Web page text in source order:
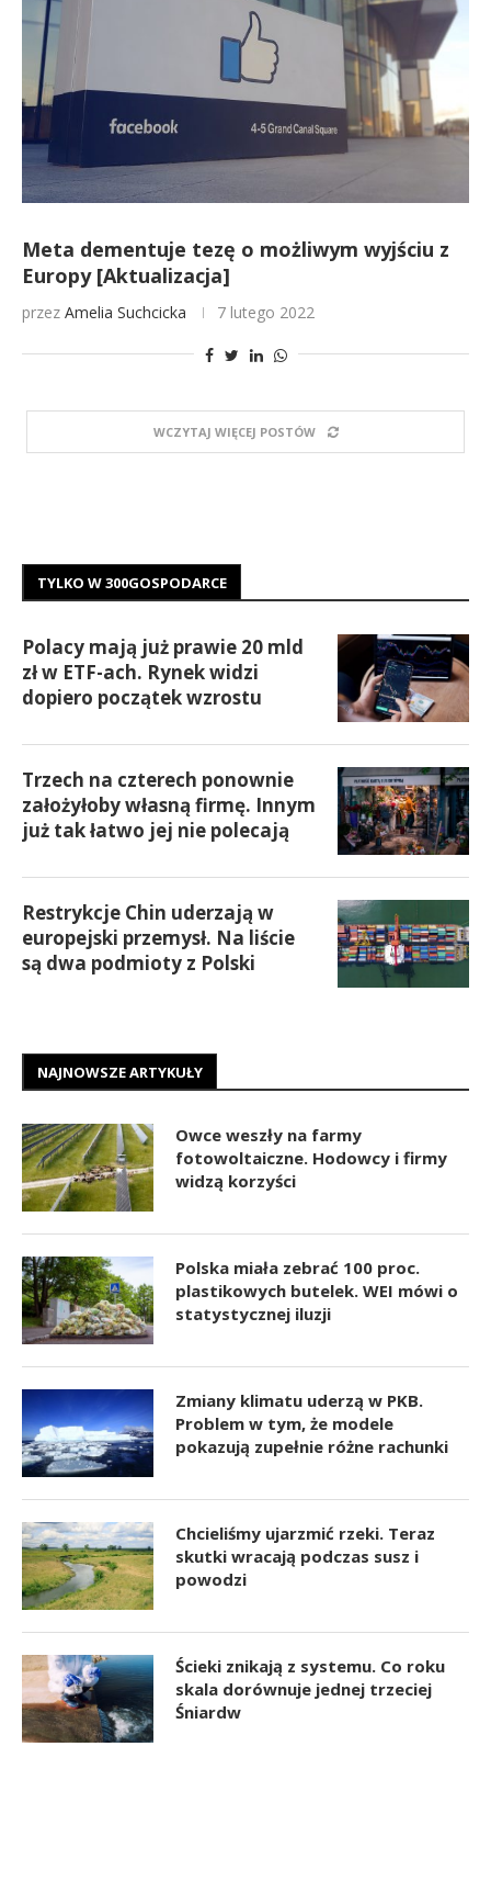
Meta dementuje tezę o możliwym wyjściu z
Europy [Aktualizacja]
przez Amelia Suchcicka 7 lutego 2022
WCZYTAJ WIĘCEJ POSTÓW
TYLKO W 300GOSPODARCE
Polacy mają już prawie 20 mld
zł w ETF-ach. Rynek widzi
dopiero początek wzrostu
Trzech na czterech ponownie
założyłoby własną firmę. Innym
już tak łatwo jej nie polecają
Restrykcje Chin uderzają w
europejski przemysł. Na liście
są dwa podmioty z Polski
NAJNOWSZE ARTYKUŁY
Owce weszły na farmy
fotowoltaiczne. Hodowcy i firmy
widzą korzyści
Polska miała zebrać 100 proc.
plastikowych butelek. WEI mówi o
statystycznej iluzji
Zmiany klimatu uderzą w PKB.
Problem w tym, że modele
pokazują zupełnie różne rachunki
Chcieliśmy ujarzmić rzeki. Teraz
skutki wracają podczas susz i
powodzi
Ścieki znikają z systemu. Co roku
skala dorównuje jednej trzeciej
Śniardw